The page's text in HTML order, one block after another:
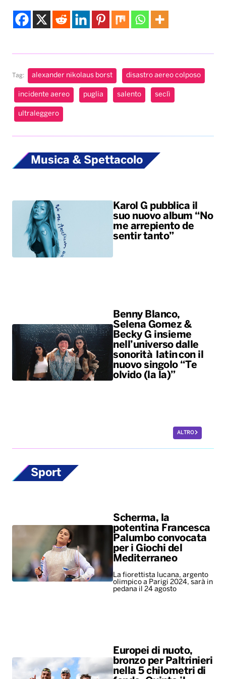
Tag: alexander nikolaus borst disastro aereo colposo
incidente aereo puglia salento seclì
ultraleggero
Musica & Spettacolo
Karol G pubblica il
suo nuovo album “No
me arrepiento de
sentir tanto”
Benny Blanco,
Selena Gomez &
Becky G insieme
nell’universo dalle
sonorità latin con il
nuovo singolo “Te
olvido (la la)”
ALTRO
Sport
Scherma, la
potentina Francesca
Palumbo convocata
per i Giochi del
Mediterraneo
La fiorettista lucana, argento
olimpico a Parigi 2024, sarà in
pedana il 24 agosto
Europei di nuoto,
bronzo per Paltrinieri
nella 5 chilometri di